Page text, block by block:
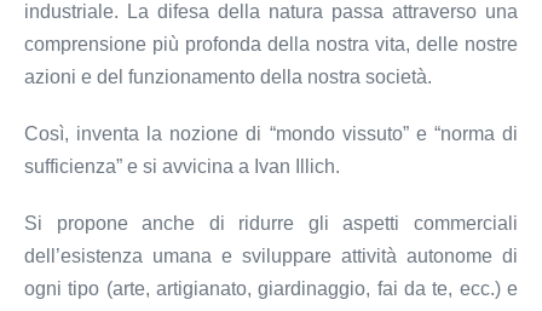
industriale. La difesa della natura passa attraverso una
comprensione più profonda della nostra vita, delle nostre
azioni e del funzionamento della nostra società.
Così, inventa la nozione di “mondo vissuto” e “norma di
sufficienza” e si avvicina a Ivan Illich.
Si propone anche di ridurre gli aspetti commerciali
dell’esistenza umana e sviluppare attività autonome di
ogni tipo (arte, artigianato, giardinaggio, fai da te, ecc.) e